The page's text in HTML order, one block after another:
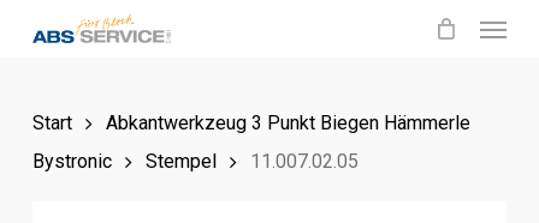
content
Start
Abkantwerkzeug 3 Punkt Biegen Hämmerle
Bystronic
Stempel 11.007.02.05